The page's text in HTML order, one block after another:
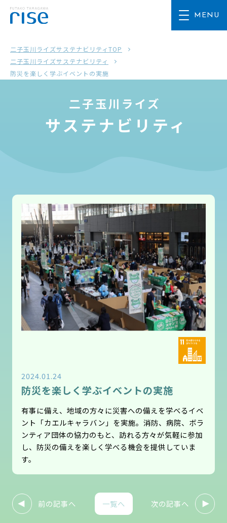
二子玉川ライズサステナビリティTOP
二子玉川ライズサステナビリティ
防災を楽しく学ぶイベントの実施
2024.01.24
防災を楽しく学ぶイベントの実施
有事に備え、地域の方々に災害への備えを学べるイベ
ント「カエルキャラバン」を実施。消防、病院、ボラ
ンティア団体の協力のもと、訪れる方々が気軽に参加
し、防災の備えを楽しく学べる機会を提供していま
す。
前の記事へ 一覧へ 次の記事へ